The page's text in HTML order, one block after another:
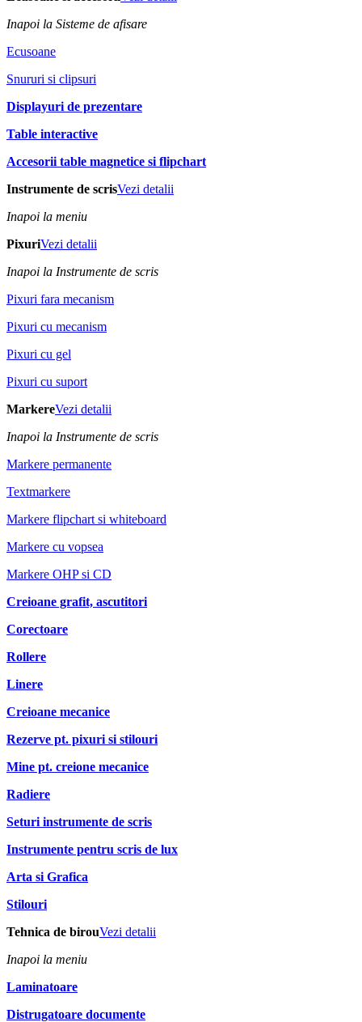
Inapoi la Sisteme de afisare
Ecusoane
Snururi si clipsuri
Displayuri de prezentare
Table interactive
Accesorii table magnetice si flipchart
Instrumente de scrisVezi detalii
Inapoi la meniu
PixuriVezi detalii
Inapoi la Instrumente de scris
Pixuri fara mecanism
Pixuri cu mecanism
Pixuri cu gel
Pixuri cu suport
MarkereVezi detalii
Inapoi la Instrumente de scris
Markere permanente
Textmarkere
Markere flipchart si whiteboard
Markere cu vopsea
Markere OHP si CD
Creioane grafit, ascutitori
Corectoare
Rollere
Linere
Creioane mecanice
Rezerve pt. pixuri si stilouri
Mine pt. creione mecanice
Radiere
Seturi instrumente de scris
Instrumente pentru scris de lux
Arta si Grafica
Stilouri
Tehnica de birouVezi detalii
Inapoi la meniu
Laminatoare
Distrugatoare documente